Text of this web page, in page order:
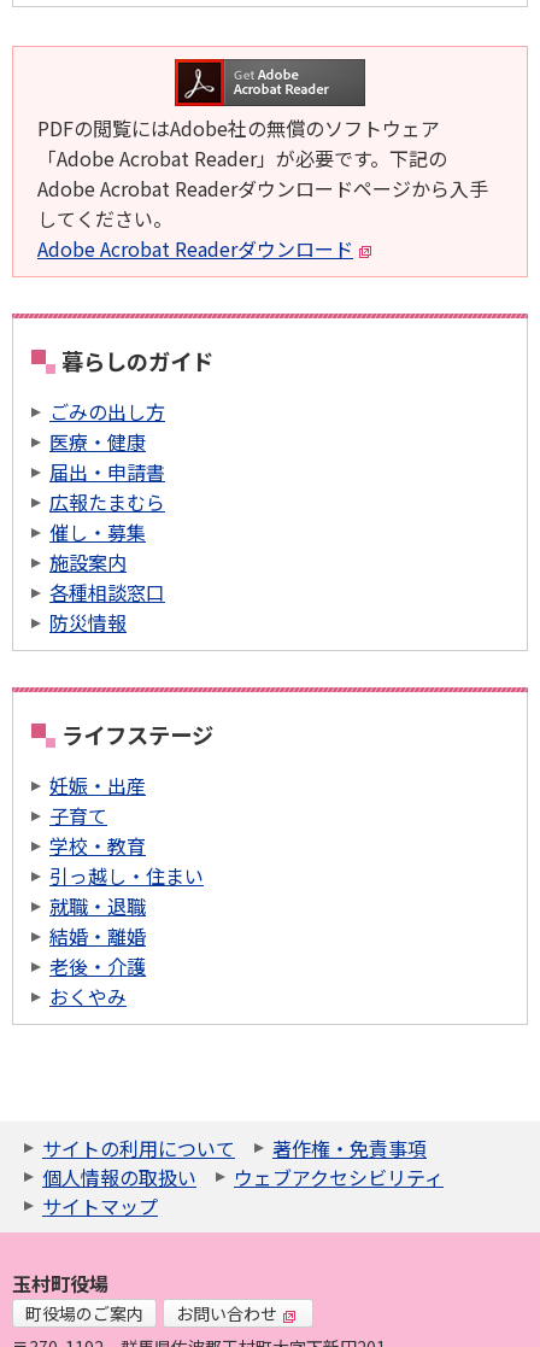
PDFの閲覧にはAdobe社の無償のソフトウェア
「Adobe Acrobat Reader」が必要です。下記の
Adobe Acrobat Readerダウンロードページから入手
してください。
Adobe Acrobat Readerダウンロード
暮らしのガイド
ごみの出し方
医療・健康
届出・申請書
広報たまむら
催し・募集
施設案内
各種相談窓口
防災情報
ライフステージ
妊娠・出産
子育て
学校・教育
引っ越し・住まい
就職・退職
結婚・離婚
老後・介護
おくやみ
サイトの利用について
著作権・免責事項
個人情報の取扱い
ウェブアクセシビリティ
サイトマップ
玉村町役場
町役場のご案内
お問い合わせ